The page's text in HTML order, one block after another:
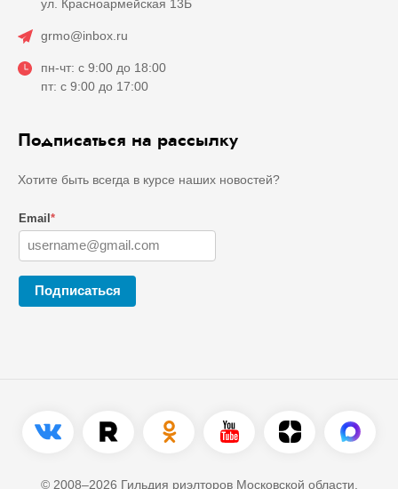
ул. Красноармейская 13Б
grmo@inbox.ru
пн-чт: с 9:00 до 18:00
пт: с 9:00 до 17:00
Подписаться на рассылку
Хотите быть всегда в курсе наших новостей?
Email *
Подписаться
© 2008–2026 Гильдия риэлторов Московской области.